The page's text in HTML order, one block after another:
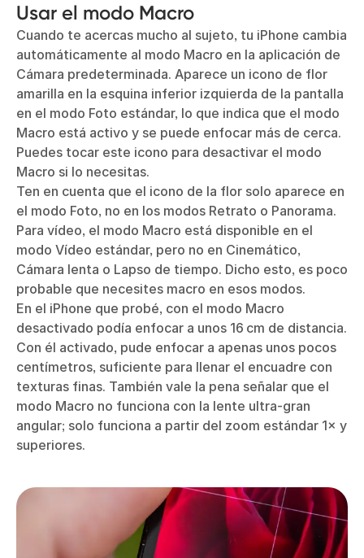
Usar el modo Macro
Cuando te acercas mucho al sujeto, tu iPhone cambia
automáticamente al modo Macro en la aplicación de
Cámara predeterminada. Aparece un icono de flor
amarilla en la esquina inferior izquierda de la pantalla
en el modo Foto estándar, lo que indica que el modo
Macro está activo y se puede enfocar más de cerca.
Puedes tocar este icono para desactivar el modo
Macro si lo necesitas.
Ten en cuenta que el icono de la flor solo aparece en
el modo Foto, no en los modos Retrato o Panorama.
Para vídeo, el modo Macro está disponible en el
modo Vídeo estándar, pero no en Cinemático,
Cámara lenta o Lapso de tiempo. Dicho esto, es poco
probable que necesites macro en esos modos.
En el iPhone que probé, con el modo Macro
desactivado podía enfocar a unos 16 cm de distancia.
Con él activado, pude enfocar a apenas unos pocos
centímetros, suficiente para llenar el encuadre con
texturas finas. También vale la pena señalar que el
modo Macro no funciona con la lente ultra‑gran
angular; solo funciona a partir del zoom estándar 1× y
superiores.